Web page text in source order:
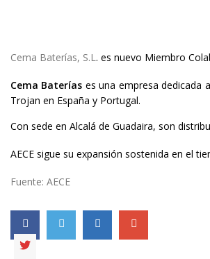
Cema Baterías, S.L. es nuevo Miembro
Cema Baterías es una empresa dedicada
Trojan en España y Portugal.
Con sede en Alcalá de Guadaira, son
AECE sigue su expansión sostenida en el
Fuente: AECE